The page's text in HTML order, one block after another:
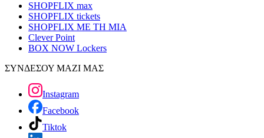
SHOPFLIX max
SHOPFLIX tickets
SHOPFLIX ΜΕ ΤΗ ΜΙΑ
Clever Point
BOX NOW Lockers
ΣΥΝΔΕΣΟΥ ΜΑΖΙ ΜΑΣ
Instagram
Facebook
Tiktok